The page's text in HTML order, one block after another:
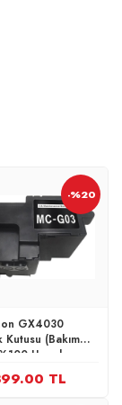
-%20
GX4030
Kutusu (Bakım
Uyumlu
TL